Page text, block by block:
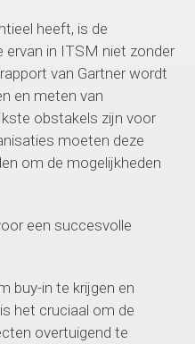
heeft, is de
in ITSM niet zonder
van Gartner wordt
en meten van
obstakels zijn voor
moeten deze
om de mogelijkheden
een succesvolle
buy-in te krijgen en
het cruciaal om de
overtuigend te